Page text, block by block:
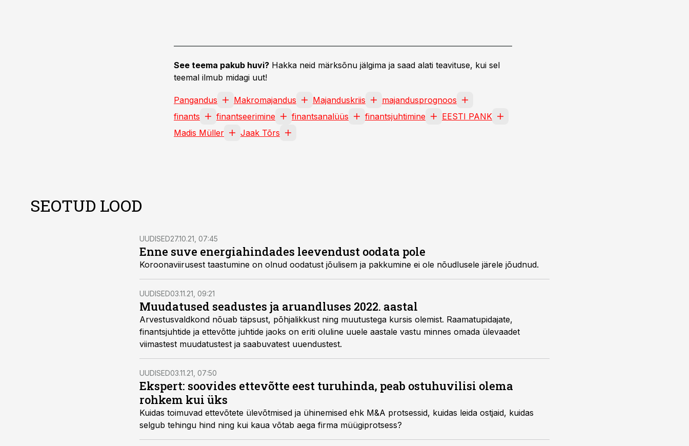
See teema pakub huvi? Hakka neid märksõnu jälgima ja saad alati teavituse, kui sel
teemal ilmub midagi uut!
Pangandus Makromajandus Majanduskriis
majandusprognoos
finants
finantseerimine finantsanalüüs finantsjuhtimine
EESTI PANK
Madis Müller
Jaak Tõrs
SEOTUD LOOD
UUDISED27.10.21, 07:45
Enne suve energiahindades leevendust oodata pole
Koroonaviirusest taastumine on olnud oodatust jõulisem ja pakkumine ei ole nõudlusele järele jõudnud.
UUDISED03.11.21, 09:21
Muudatused seadustes ja aruandluses 2022. aastal
Arvestusvaldkond nõuab täpsust, põhjalikkust ning muutustega kursis olemist. Raamatupidajate,
finantsjuhtide ja ettevõtte juhtide jaoks on eriti oluline uuele aastale vastu minnes omada ülevaadet
viimastest muudatustest ja saabuvatest uuendustest.
UUDISED03.11.21, 07:50
Ekspert: soovides ettevõtte eest turuhinda, peab ostuhuvilisi olema
rohkem kui üks
Kuidas toimuvad ettevõtete ülevõtmised ja ühinemised ehk M&A protsessid, kuidas leida ostjaid, kuidas
selgub tehingu hind ning kui kaua võtab aega firma müügiprotsess?